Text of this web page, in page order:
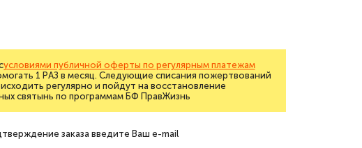
условиями публичной оферты по регулярным платежам
1 РАЗ в месяц. Следующие списания пожертвований
регулярно и пойдут на восстановление
святынь по программам БФ ПравЖизнь
заказа введите Ваш e-mail